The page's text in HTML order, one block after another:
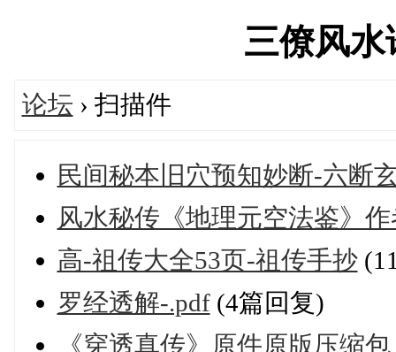
三僚风
论坛 › 扫描件
民间秘本旧穴预知妙断-六断
风水秘传《地理元空法鉴》
高-祖传大全53页-祖传手抄
罗经透解-.pdf(4篇回复)
《穿透真传》原件原版压缩包